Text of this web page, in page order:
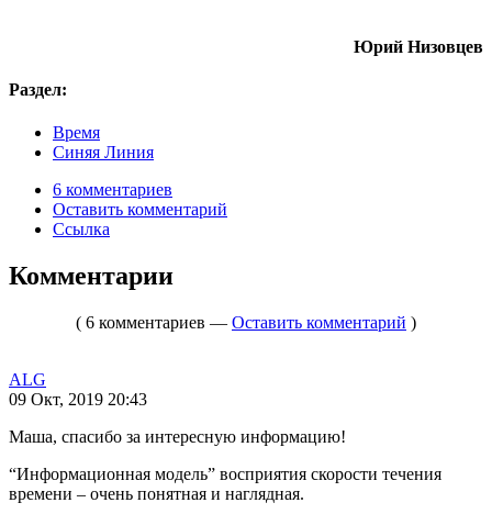
Юрий Низовцев
Раздел:
Время
Синяя Линия
6 комментариев
Оставить комментарий
Ссылка
Комментарии
( 6 комментариев — Оставить комментарий )
ALG
09 Окт, 2019 20:43
Маша, спасибо за интересную информацию!
“Информационная модель” восприятия скорости течения
времени – очень понятная и наглядная.